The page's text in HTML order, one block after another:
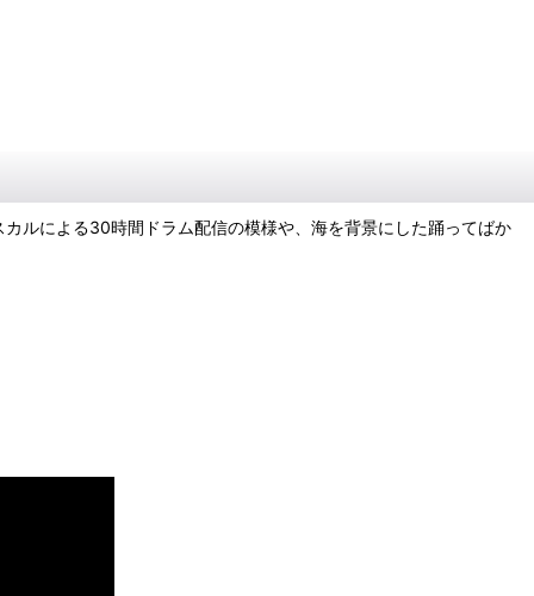
ルによる30時間ドラム配信の模様や、海を背景にした踊ってばか